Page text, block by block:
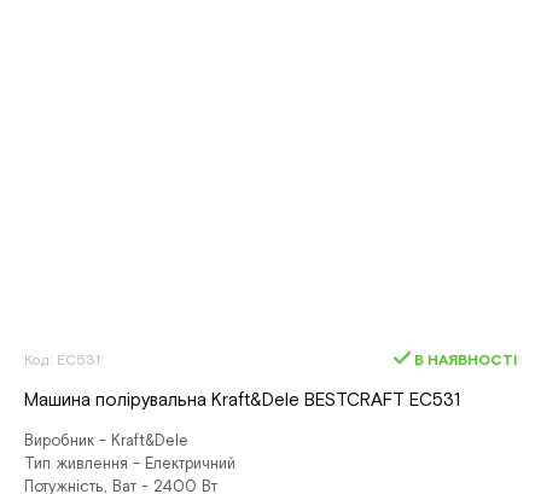
Код: EC531 В НАЯВНОСТІ
Машина полірувальна Kraft&Dele BESTCRAFT EC531
Виробник - Kraft&Dele
Тип живлення - Електричний
Потужність, Ват - 2400 Вт